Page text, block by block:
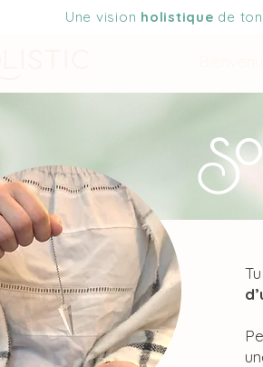
Une vision holistique de